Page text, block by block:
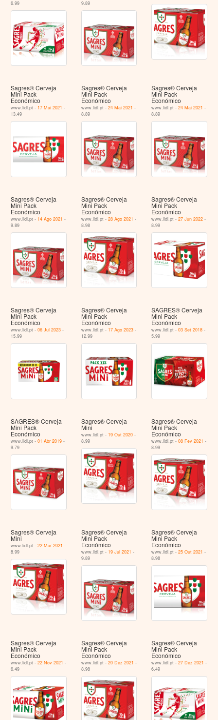
6.99
9.89
Sagres® Cerveja
Mini Pack
Económico
www.lidl.pt - 17 Mai 2021 -
13.49
Sagres® Cerveja
Mini Pack
Económico
www.lidl.pt - 24 Mai 2021 -
8.89
Sagres® Cerveja
Mini Pack
Económico
www.lidl.pt -24 Mai 2021 -
8.89
Sagres® Cerveja
Mini Pack
Económico
www.lidl.pt - 14 Ago 2021 -
9.89
Sagres® Cerveja
Mini Pack
Económico
www.lidl.pt - 28 Ago 2021 -
8.98
Sagres® Cerveja
Mini Pack
Económico
www.lidl.pt -27 Jun 2022 -
8.99
Sagres® Cerveja
Mini Pack
Económico
www.lidl.pt -06 Jul 2023 -
15.99
Sagres® Cerveja
Mini Pack
Económico
www.lidl.pt - 17 Ago 2023-
12.99
SAGRES® Cerveja
Mini Pack
Económico
www.lidl.pt -03 Set 2018 -
5.99
SAGRES® Cerveja
Mini Pack
Económico
www.lidl.pt -01 Abr 2019 -
9.79
Sagres® Cerveja
Mini
www.lidl.pt - 19 Out 2020-
8.99
Sagres® Cerveja
Mini Pack
Económico
www.lidl.pt -08 Fev 2021 -
8.99
Sagres® Cerveja
Mini
www.lidl.pt -22 Mar 2021 -
8.99
Sagres® Cerveja
Mini Pack
Económico
www.lidl.pt - 19 Jul 2021 -
9.89
Sagres® Cerveja
Mini Pack
Económico
www.lidl.pt -25 Out 2021 -
8.98
Sagres® Cerveja
Mini Pack
Económico
www.lidl.pt -22 Nov 2021 -
6.49
Sagres® Cerveja
Mini Pack
Económico
www.lidl.pt - 20 Dez 2021 -
8.98
Sagres® Cerveja
Mini Pack
Económico
www.lidl.pt -27 Dez 2021 -
6.49